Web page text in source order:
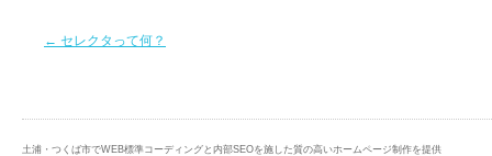
← セレクタって何？
土浦・つくば市でWEB標準コーディングと内部SEOを施した質の高いホームページ制作を提供